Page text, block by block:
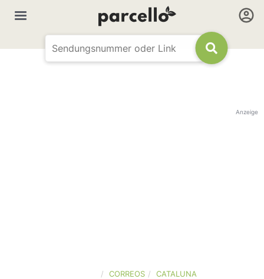
Anzeige
CORREOS CATALUNA